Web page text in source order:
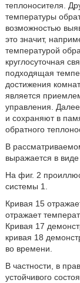
теплоносителя.
температуры
возможностью
это значит,
температурой
круглосуточная
подходящая
достижения
является
управления.
и сохраняют в
обратного
В
выражается в
На фиг. 2
системы 1.
Кривая 15
отражает
Кривая 17
кривая 18
во времени.
В частности, в
устойчивого